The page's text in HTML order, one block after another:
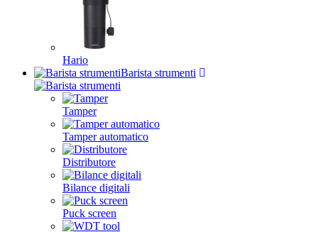
Hario
Barista strumenti
Tamper
Tamper automatico
Distributore
Bilance digitali
Puck screen